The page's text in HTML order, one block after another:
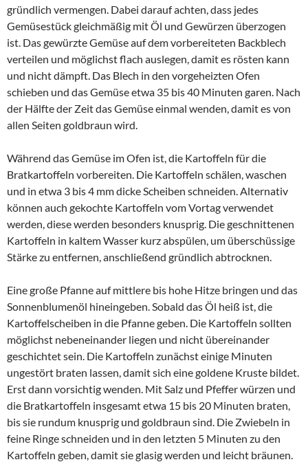
gründlich vermengen. Dabei darauf achten, dass jedes
Gemüsestück gleichmäßig mit Öl und Gewürzen überzogen
ist. Das gewürzte Gemüse auf dem vorbereiteten Backblech
verteilen und möglichst flach auslegen, damit es rösten kann
und nicht dämpft. Das Blech in den vorgeheizten Ofen
schieben und das Gemüse etwa 35 bis 40 Minuten garen. Nach
der Hälfte der Zeit das Gemüse einmal wenden, damit es von
allen Seiten goldbraun wird.
Während das Gemüse im Ofen ist, die Kartoffeln für die
Bratkartoffeln vorbereiten. Die Kartoffeln schälen, waschen
und in etwa 3 bis 4 mm dicke Scheiben schneiden. Alternativ
können auch gekochte Kartoffeln vom Vortag verwendet
werden, diese werden besonders knusprig. Die geschnittenen
Kartoffeln in kaltem Wasser kurz abspülen, um überschüssige
Stärke zu entfernen, anschließend gründlich abtrocknen.
Eine große Pfanne auf mittlere bis hohe Hitze bringen und das
Sonnenblumenöl hineingeben. Sobald das Öl heiß ist, die
Kartoffelscheiben in die Pfanne geben. Die Kartoffeln sollten
möglichst nebeneinander liegen und nicht übereinander
geschichtet sein. Die Kartoffeln zunächst einige Minuten
ungestört braten lassen, damit sich eine goldene Kruste bildet.
Erst dann vorsichtig wenden. Mit Salz und Pfeffer würzen und
die Bratkartoffeln insgesamt etwa 15 bis 20 Minuten braten,
bis sie rundum knusprig und goldbraun sind. Die Zwiebeln in
feine Ringe schneiden und in den letzten 5 Minuten zu den
Kartoffeln geben, damit sie glasig werden und leicht bräunen.